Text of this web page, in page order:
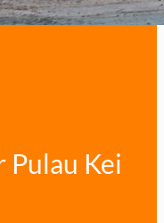
Pulau Kei